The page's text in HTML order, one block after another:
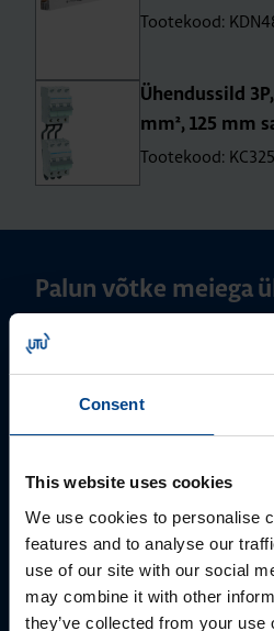
Consent
This website uses cookies
We use cookies to personalise
features and to analyse our
use of our site with our social
may combine it with other
they’ve collected from your use
Tootekood:
Ühen­dus­sild
mm², 125 mm
Tootekood: KC325
Palun võtke meiega
MÜÜGIJUHT
Mark Milvek